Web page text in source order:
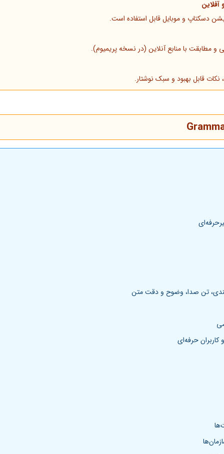
دسکتاپ و موبایل قابل استفاده است.
با منابع آنلاین (در نسخه پریمیوم).
نکات قابل بهبود و سبک نوشتار.
تن صدا، وضوح و دقت متن
حرفه‌ای